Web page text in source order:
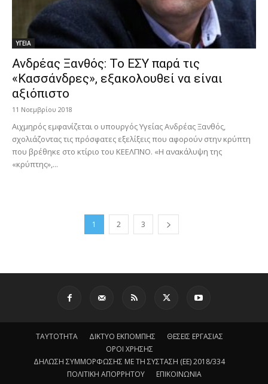
ΥΓΕΙΑ
Ανδρέας Ξανθός: Το ΕΣΥ παρά τις
«Κασσάνδρες», εξακολουθεί να είναι
αξιόπιστο
11 Νοεμβρίου 2018
Αιχμηρός εμφανίζεται ο υπουργός Υγείας Ανδρέας Ξανθός,
σχολιάζοντας τις πρόσφατες εξελίξεις που αφορούν στην κρύπτη
που βρέθηκε στο κτίριο του ΚΕΕΛΠΝΟ. «Η ανακάλυψη της
«κρύπτης»,...
1 2 3
ΤΑΥΤΟΤΗΤΑ ΔΙΚΤΥΟ ΕΚΠΟΜΠΗΣ
ΘΕΣΕΙΣ ΕΡΓΑΣΙΑΣ
ΟΡΟΙ ΧΡΗΣΗΣ
ΔΗΛΩΣΗ ΣΥΜΜΟΡΦΩΣΗΣ ΜΕ ΤΗ ΣΥΣΤΑΣΗ (ΕΕ) 2018/334
ΠΟΛΙΤΙΚΗ ΑΠΟΡΡΗΤΟΥ
ΕΠΙΚΟΙΝΩΝΙΑ